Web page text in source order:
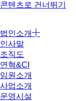
콘텐츠로 건너뛰기
법인소개
인사말
조직도
연혁&CI
임원소개
사업소개
운영시설